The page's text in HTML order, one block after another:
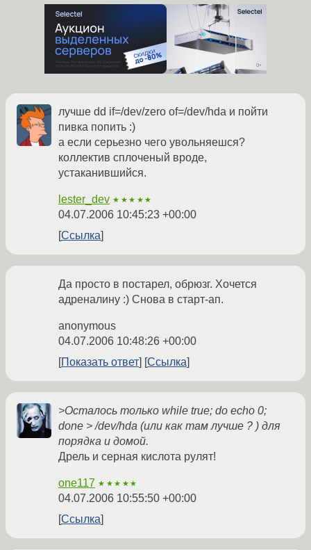
лучше dd if=/dev/zero of=/dev/hda и пойти
пивка попить :)
а если серьезно чего увольняешся?
коллектив сплоченый вроде,
устаканившийся.
lester_dev ★★★★★
04.07.2006 10:45:23 +00:00
Ссылка
Да просто в постарел, обрюзг. Хочется
адреналину :) Снова в старт-ап.
anonymous
04.07.2006 10:48:26 +00:00
Показать ответ
Ссылка
>Осталось только while true; do echo 0;
done > /dev/hda (или как там лучше ? ) для
порядка и домой.
Дрель и серная кислота рулят!
one117 ★★★★★
04.07.2006 10:55:50 +00:00
Ссылка